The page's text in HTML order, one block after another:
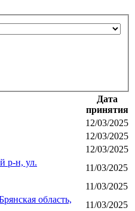
Дата
принятия
12/03/2025
12/03/2025
12/03/2025
р-н, ул.
11/03/2025
11/03/2025
область,
11/03/2025